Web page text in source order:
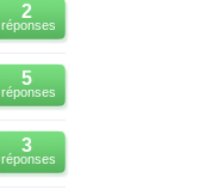
2
réponses
5
réponses
3
réponses